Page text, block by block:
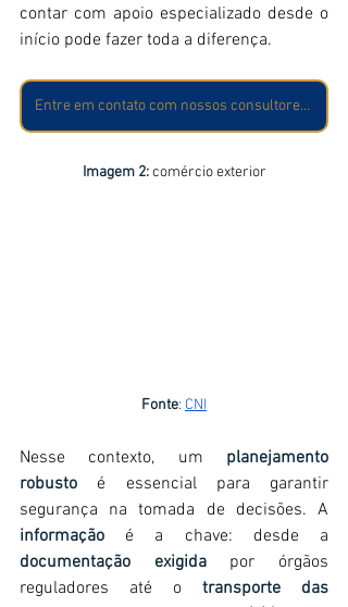
contar com apoio especializado desde o
início pode fazer toda a diferença.
Entre em contato com nossos consultores para conversarmos sobre o seu projeto!
Imagem 2: comércio exterior
Fonte: CNI
Nesse contexto, um planejamento
robusto é essencial para garantir
informação
documentação exigida
por órgãos
reguladores até o
transporte das